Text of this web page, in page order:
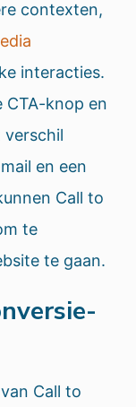
contexten,
interacties.
CTA-knop en
verschil
en een
Call to
te
te gaan.
Call to